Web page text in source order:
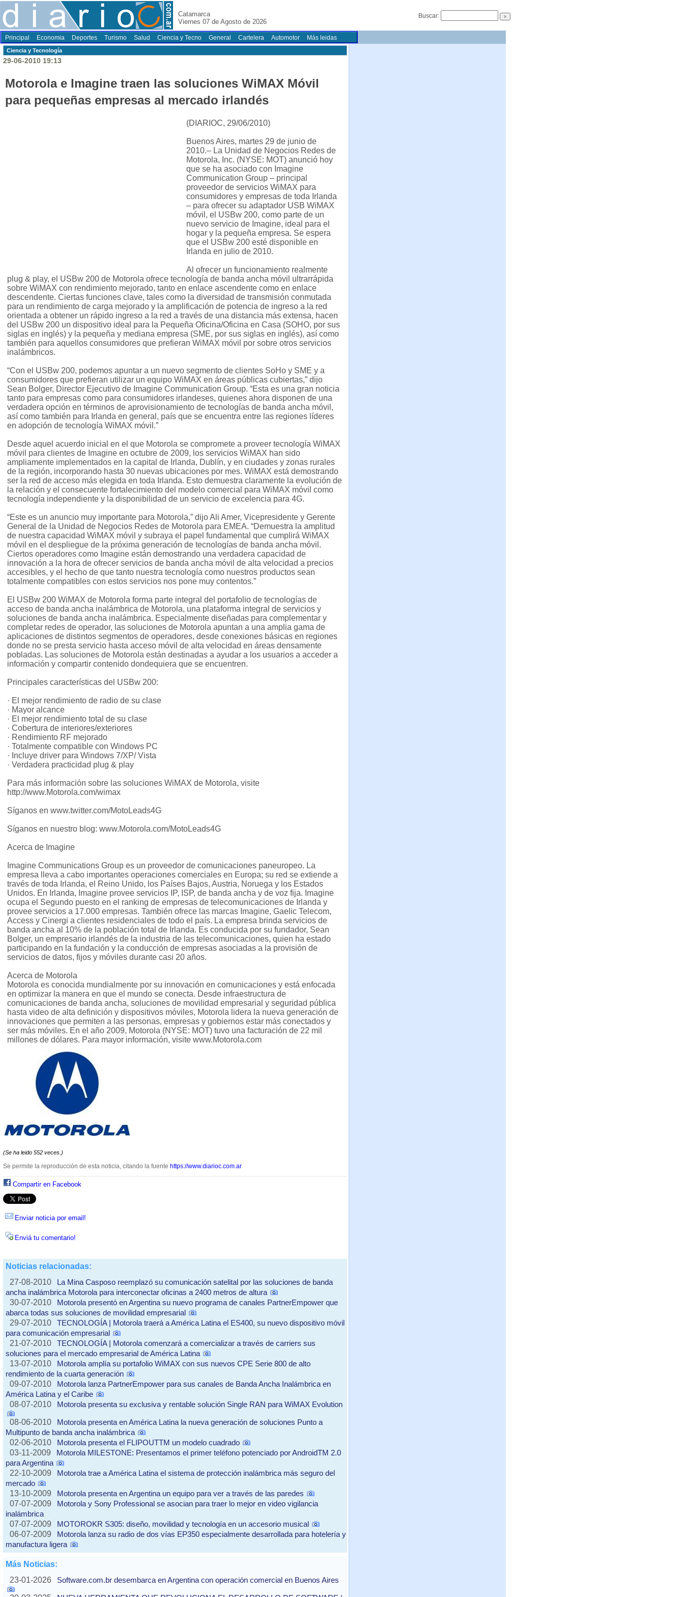
Catamarca
Viernes 07 de Agosto de 2026
Buscar:
Principal Economia Deportes Turismo Salud Ciencia y Tecno General Cartelera Automotor Más leidas
Ciencia y Tecnología
29-06-2010 19:13
Motorola e Imagine traen las soluciones WiMAX Móvil
para pequeñas empresas al mercado irlandés
(DIARIOC, 29/06/2010)
Buenos Aires, martes 29 de junio de
2010.– La Unidad de Negocios Redes de
Motorola, Inc. (NYSE: MOT) anunció hoy
que se ha asociado con Imagine
Communication Group – principal
proveedor de servicios WiMAX para
consumidores y empresas de toda Irlanda
– para ofrecer su adaptador USB WiMAX
móvil, el USBw 200, como parte de un
nuevo servicio de Imagine, ideal para el
hogar y la pequeña empresa. Se espera
que el USBw 200 esté disponible en
Irlanda en julio de 2010.
Al ofrecer un funcionamiento realmente
plug & play, el USBw 200 de Motorola ofrece tecnología de banda ancha móvil ultrarrápida
sobre WiMAX con rendimiento mejorado, tanto en enlace ascendente como en enlace
descendente. Ciertas funciones clave, tales como la diversidad de transmisión conmutada
para un rendimiento de carga mejorado y la amplificación de potencia de ingreso a la red
orientada a obtener un rápido ingreso a la red a través de una distancia más extensa, hacen
del USBw 200 un dispositivo ideal para la Pequeña Oficina/Oficina en Casa (SOHO, por sus
siglas en inglés) y la pequeña y mediana empresa (SME, por sus siglas en inglés), así como
también para aquellos consumidores que prefieran WiMAX móvil por sobre otros servicios
inalámbricos.
“Con el USBw 200, podemos apuntar a un nuevo segmento de clientes SoHo y SME y a
consumidores que prefieran utilizar un equipo WiMAX en áreas públicas cubiertas,” dijo
Sean Bolger, Director Ejecutivo de Imagine Communication Group. “Esta es una gran noticia
tanto para empresas como para consumidores irlandeses, quienes ahora disponen de una
verdadera opción en términos de aprovisionamiento de tecnologías de banda ancha móvil,
así como también para Irlanda en general, país que se encuentra entre las regiones líderes
en adopción de tecnología WiMAX móvil.”
Desde aquel acuerdo inicial en el que Motorola se compromete a proveer tecnología WiMAX
móvil para clientes de Imagine en octubre de 2009, los servicios WiMAX han sido
ampliamente implementados en la capital de Irlanda, Dublín, y en ciudades y zonas rurales
de la región, incorporando hasta 30 nuevas ubicaciones por mes. WiMAX está demostrando
ser la red de acceso más elegida en toda Irlanda. Esto demuestra claramente la evolución de
la relación y el consecuente fortalecimiento del modelo comercial para WiMAX móvil como
tecnología independiente y la disponibilidad de un servicio de excelencia para 4G.
“Este es un anuncio muy importante para Motorola,” dijo Ali Amer, Vicepresidente y Gerente
General de la Unidad de Negocios Redes de Motorola para EMEA. “Demuestra la amplitud
de nuestra capacidad WiMAX móvil y subraya el papel fundamental que cumplirá WiMAX
móvil en el despliegue de la próxima generación de tecnologías de banda ancha móvil.
Ciertos operadores como Imagine están demostrando una verdadera capacidad de
innovación a la hora de ofrecer servicios de banda ancha móvil de alta velocidad a precios
accesibles, y el hecho de que tanto nuestra tecnología como nuestros productos sean
totalmente compatibles con estos servicios nos pone muy contentos.”
El USBw 200 WiMAX de Motorola forma parte integral del portafolio de tecnologías de
acceso de banda ancha inalámbrica de Motorola, una plataforma integral de servicios y
soluciones de banda ancha inalámbrica. Especialmente diseñadas para complementar y
completar redes de operador, las soluciones de Motorola apuntan a una amplia gama de
aplicaciones de distintos segmentos de operadores, desde conexiones básicas en regiones
donde no se presta servicio hasta acceso móvil de alta velocidad en áreas densamente
pobladas. Las soluciones de Motorola están destinadas a ayudar a los usuarios a acceder a
información y compartir contenido dondequiera que se encuentren.
Principales características del USBw 200:
· El mejor rendimiento de radio de su clase
· Mayor alcance
· El mejor rendimiento total de su clase
· Cobertura de interiores/exteriores
· Rendimiento RF mejorado
· Totalmente compatible con Windows PC
· Incluye driver para Windows 7/XP/ Vista
· Verdadera practicidad plug & play
Para más información sobre las soluciones WiMAX de Motorola, visite
http://www.Motorola.com/wimax
Síganos en www.twitter.com/MotoLeads4G
Síganos en nuestro blog: www.Motorola.com/MotoLeads4G
Acerca de Imagine
Imagine Communications Group es un proveedor de comunicaciones paneuropeo. La
empresa lleva a cabo importantes operaciones comerciales en Europa; su red se extiende a
través de toda Irlanda, el Reino Unido, los Países Bajos, Austria, Noruega y los Estados
Unidos. En Irlanda, Imagine provee servicios IP, ISP, de banda ancha y de voz fija. Imagine
ocupa el Segundo puesto en el ranking de empresas de telecomunicaciones de Irlanda y
provee servicios a 17.000 empresas. También ofrece las marcas Imagine, Gaelic Telecom,
Access y Cinergi a clientes residenciales de todo el país. La empresa brinda servicios de
banda ancha al 10% de la población total de Irlanda. Es conducida por su fundador, Sean
Bolger, un empresario irlandés de la industria de las telecomunicaciones, quien ha estado
participando en la fundación y la conducción de empresas asociadas a la provisión de
servicios de datos, fijos y móviles durante casi 20 años.
Acerca de Motorola
Motorola es conocida mundialmente por su innovación en comunicaciones y está enfocada
en optimizar la manera en que el mundo se conecta. Desde infraestructura de
comunicaciones de banda ancha, soluciones de movilidad empresarial y seguridad pública
hasta video de alta definición y dispositivos móviles, Motorola lidera la nueva generación de
innovaciones que permiten a las personas, empresas y gobiernos estar más conectados y
ser más móviles. En el año 2009, Motorola (NYSE: MOT) tuvo una facturación de 22 mil
millones de dólares. Para mayor información, visite www.Motorola.com
(Se ha leido 552 veces.)
Se permite la reproducción de esta noticia, citando la fuente https://www.diarioc.com.ar
Compartir en Facebook
Enviar noticia por email!
Enviá tu comentario!
Noticias relacionadas:
27-08-2010
La Mina Casposo reemplazó su comunicación satelital por las soluciones de banda
ancha inalámbrica Motorola para interconectar oficinas a 2400 metros de altura
30-07-2010
Motorola presentó en Argentina su nuevo programa de canales PartnerEmpower que
abarca todas sus soluciones de movilidad empresarial
29-07-2010
TECNOLOGÍA | Motorola traerá a América Latina el ES400, su nuevo dispositivo móvil
para comunicación empresarial
21-07-2010
TECNOLOGÍA | Motorola comenzará a comercializar a través de carriers sus
soluciones para el mercado empresarial de América Latina
13-07-2010
Motorola amplía su portafolio WiMAX con sus nuevos CPE Serie 800 de alto
rendimiento de la cuarta generación
09-07-2010
Motorola lanza PartnerEmpower para sus canales de Banda Ancha Inalámbrica en
América Latina y el Caribe
08-07-2010
Motorola presenta su exclusiva y rentable solución Single RAN para WiMAX Evolution
08-06-2010
Motorola presenta en América Latina la nueva generación de soluciones Punto a
Multipunto de banda ancha inalámbrica
02-06-2010
Motorola presenta el FLIPOUTTM un modelo cuadrado
03-11-2009
Motorola MILESTONE: Presentamos el primer teléfono potenciado por AndroidTM 2.0
para Argentina
22-10-2009
Motorola trae a América Latina el sistema de protección inalámbrica más seguro del
mercado
13-10-2009
Motorola presenta en Argentina un equipo para ver a través de las paredes
07-07-2009
Motorola y Sony Professional se asocian para traer lo mejor en video vigilancia
inalámbrica
07-07-2009
MOTOROKR S305: diseño, movilidad y tecnología en un accesorio musical
06-07-2009
Motorola lanza su radio de dos vías EP350 especialmente desarrollada para hotelería y
manufactura ligera
Más Noticias:
23-01-2026
Software.com.br desembarca en Argentina con operación comercial en Buenos Aires